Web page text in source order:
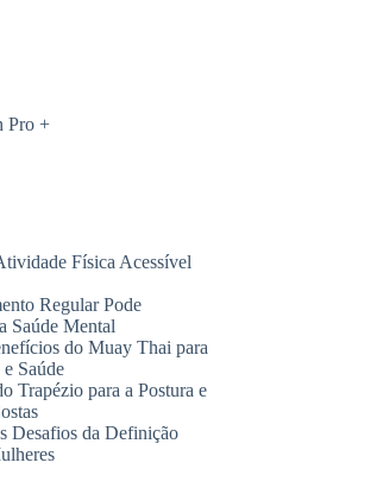
Pro +
Física Acessível
Regular Pode
Saúde Mental
do Muay Thai para
Saúde
Trapézio para a Postura e
Desafios da Definição